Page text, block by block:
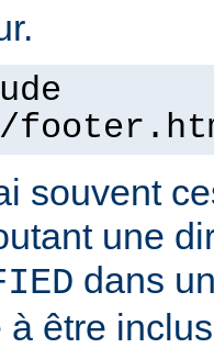
souvent
une
dans
à être